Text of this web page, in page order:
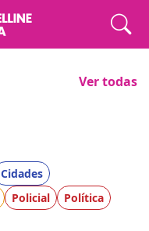
Ver todas
Cidades
Policial
Política